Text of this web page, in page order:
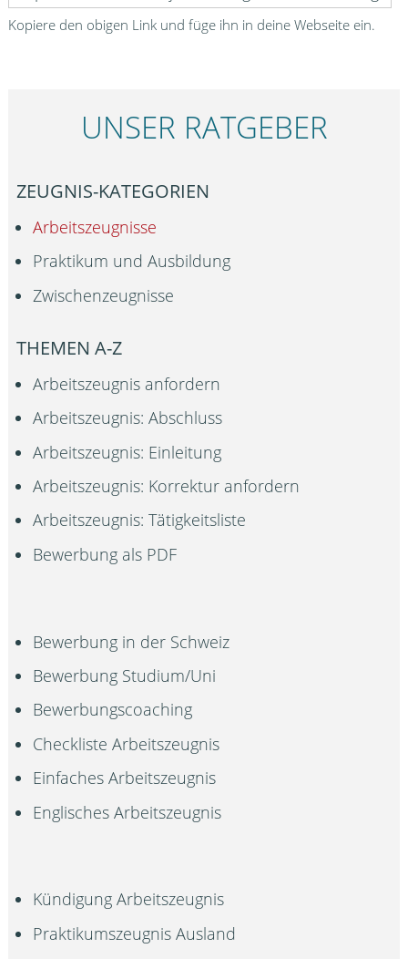
Kopiere den obigen Link und füge ihn in deine Webseite ein.
UNSER RATGEBER
ZEUGNIS-KATEGORIEN
Arbeitszeugnisse
Praktikum und Ausbildung
Zwischenzeugnisse
THEMEN A-Z
Arbeitszeugnis anfordern
Arbeitszeugnis: Abschluss
Arbeitszeugnis: Einleitung
Arbeitszeugnis: Korrektur anfordern
Arbeitszeugnis: Tätigkeitsliste
Bewerbung als PDF
Bewerbung in der Schweiz
Bewerbung Studium/Uni
Bewerbungscoaching
Checkliste Arbeitszeugnis
Einfaches Arbeitszeugnis
Englisches Arbeitszeugnis
Kündigung Arbeitszeugnis
Praktikumszeugnis Ausland